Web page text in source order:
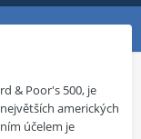
& Poor's 500, je
amerických
účelem je